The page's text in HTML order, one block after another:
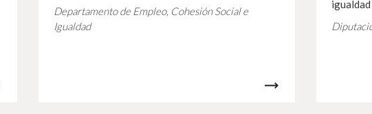
Departamento de Empleo, Cohesión Social e
Igualdad